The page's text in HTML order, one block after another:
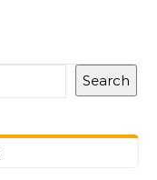
Search